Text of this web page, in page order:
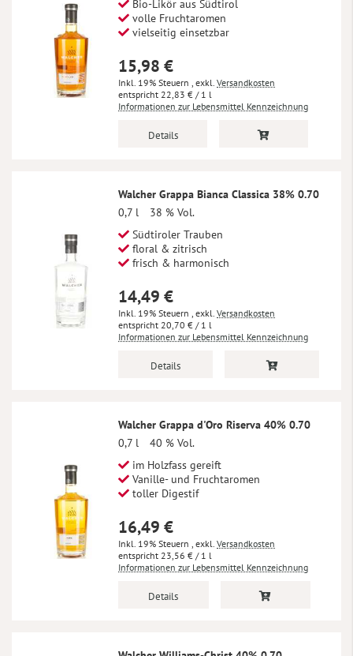
Bio-Likör aus Südtirol
volle Fruchtaromen
vielseitig einsetzbar
15,98 €
Inkl. 19% Steuern , exkl. Versandkosten
22,83 € / 1 l
Informationen zur Lebensmittel Kennzeichnung
Details
Walcher Grappa Bianca Classica 38% 0.70
0,7 l
38 % Vol.
Südtiroler Trauben
floral & zitrisch
frisch & harmonisch
14,49 €
Inkl. 19% Steuern , exkl. Versandkosten
20,70 € / 1 l
Informationen zur Lebensmittel Kennzeichnung
Details
Walcher Grappa d'Oro Riserva 40% 0.70
0,7 l
40 % Vol.
im Holzfass gereift
Vanille- und Fruchtaromen
toller Digestif
16,49 €
Inkl. 19% Steuern , exkl. Versandkosten
23,56 € / 1 l
Informationen zur Lebensmittel Kennzeichnung
Details